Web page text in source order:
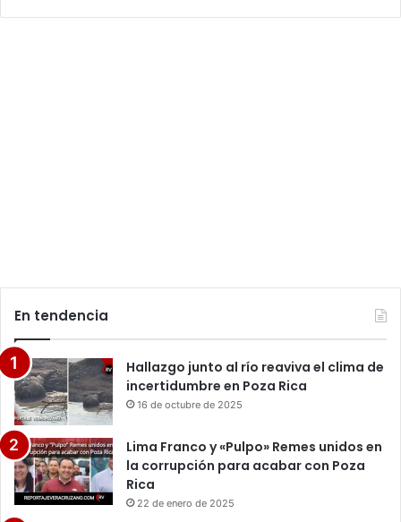
En tendencia
Hallazgo junto al río reaviva el clima de
incertidumbre en Poza Rica
16 de octubre de 2025
Lima Franco y «Pulpo» Remes unidos en
la corrupción para acabar con Poza
Rica
22 de enero de 2025